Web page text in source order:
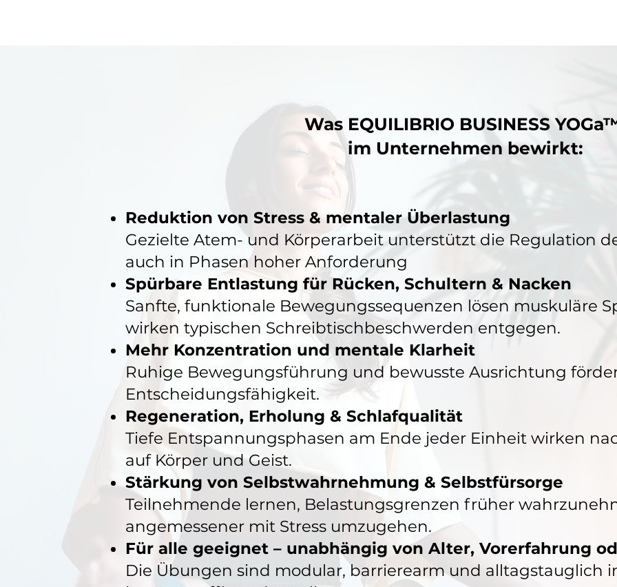
Was EQUILIBRIO BUSINESS YOGa
im Unternehmen bewirkt:
Reduktion von Stress & mentaler Überlastung
Gezielte Atem- und Körperarbeit unterstützt die Regulation
auch in Phasen hoher Anforderung
Spürbare Entlastung für Rücken, Schultern & Nacken
Sanfte, funktionale Bewegungssequenzen lösen muskuläre
wirken typischen Schreibtischbeschwerden entgegen.
Mehr Konzentration und mentale Klarheit
Ruhige Bewegungsführung und bewusste Ausrichtung
Entscheidungsfähigkeit.
Regeneration, Erholung & Schlafqualität
Tiefe Entspannungsphasen am Ende jeder Einheit wirken
auf Körper und Geist.
Stärkung von Selbstwahrnehmung & Selbstfürsorge
Teilnehmende lernen, Belastungsgrenzen früher
angemessener mit Stress umzugehen.
Für alle geeignet – unabhängig von Alter, Vorerfahrung
Die Übungen sind modular, barrierearm und alltagstauglich